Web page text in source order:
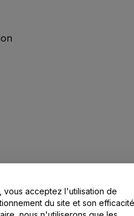
Nous contacter
vous acceptez l'utilisation de
du site et son efficacité